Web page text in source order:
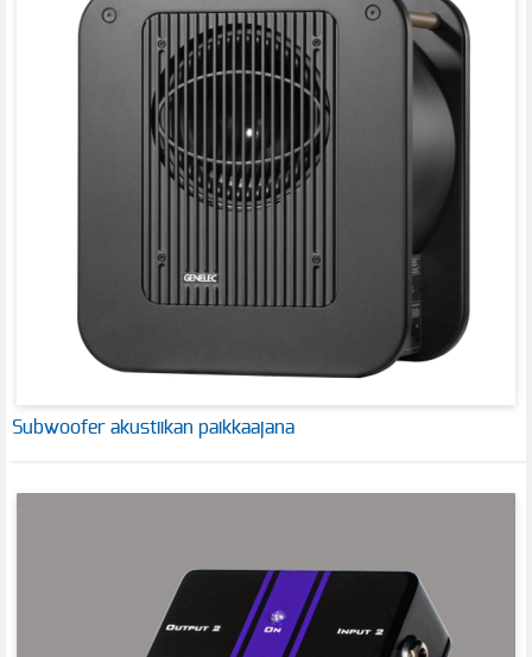
Subwoofer akustiikan paikkaajana